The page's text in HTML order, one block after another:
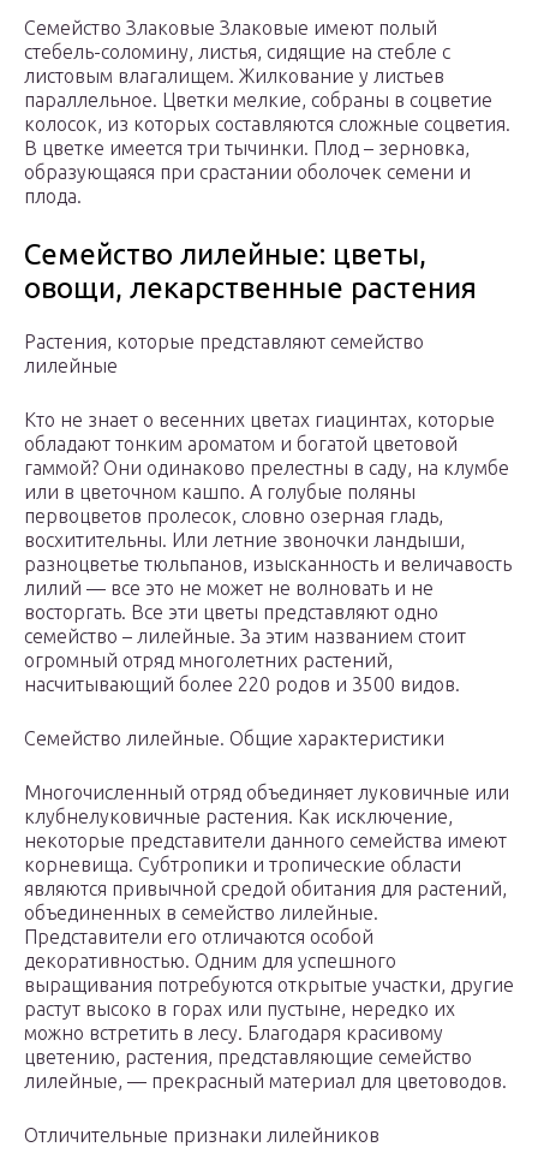
Семейство Злаковые Злаковые имеют полый
стебель-соломину, листья, сидящие на стебле с
листовым влагалищем. Жилкование у листьев
параллельное. Цветки мелкие, собраны в соцветие
колосок, из которых составляются сложные соцветия.
В цветке имеется три тычинки. Плод – зерновка,
образующаяся при срастании оболочек семени и
плода.
Семейство лилейные: цветы,
овощи, лекарственные растения
Растения, которые представляют семейство
лилейные
Кто не знает о весенних цветах гиацинтах, которые
обладают тонким ароматом и богатой цветовой
гаммой? Они одинаково прелестны в саду, на клумбе
или в цветочном кашпо. А голубые поляны
первоцветов пролесок, словно озерная гладь,
восхитительны. Или летние звоночки ландыши,
разноцветье тюльпанов, изысканность и величавость
лилий — все это не может не волновать и не
восторгать. Все эти цветы представляют одно
семейство – лилейные. За этим названием стоит
огромный отряд многолетних растений,
насчитывающий более 220 родов и 3500 видов.
Семейство лилейные. Общие характеристики
Многочисленный отряд объединяет луковичные или
клубнелуковичные растения. Как исключение,
некоторые представители данного семейства имеют
корневища. Субтропики и тропические области
являются привычной средой обитания для растений,
объединенных в семейство лилейные.
Представители его отличаются особой
декоративностью. Одним для успешного
выращивания потребуются открытые участки, другие
растут высоко в горах или пустыне, нередко их
можно встретить в лесу. Благодаря красивому
цветению, растения, представляющие семейство
лилейные, — прекрасный материал для цветоводов.
Отличительные признаки лилейников